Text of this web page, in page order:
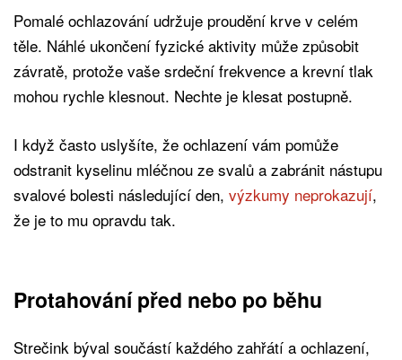
Pomalé ochlazování udržuje proudění krve v celém
těle. Náhlé ukončení fyzické aktivity může způsobit
závratě, protože vaše srdeční frekvence a krevní tlak
mohou rychle klesnout. Nechte je klesat postupně.
I když často uslyšíte, že ochlazení vám pomůže
odstranit kyselinu mléčnou ze svalů a zabránit nástupu
svalové bolesti následující den, výzkumy neprokazují,
že je to mu opravdu tak.
Protahování před nebo po běhu
Strečink býval součástí každého zahřátí a ochlazení,